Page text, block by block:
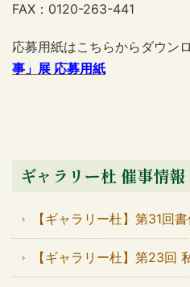
FAX：0120-263-441
応募用紙はこちらからダウン
事」展 応募用紙
ギャラリー杜 催事情報
【ギャラリー杜】第31
【ギャラリー杜】第23回